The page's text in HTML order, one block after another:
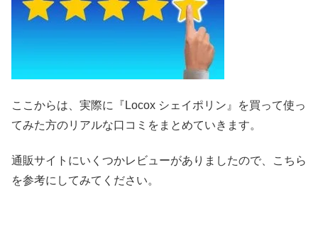
ここからは、実際に『Locox シェイポリン』を買って使っ
てみた方のリアルな口コミをまとめていきます。
通販サイトにいくつかレビューがありましたので、こちら
を参考にしてみてください。